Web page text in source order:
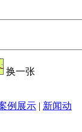
换一张
例展示 | 新闻动